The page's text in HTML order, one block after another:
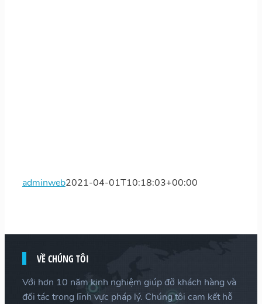
adminweb2021-04-01T10:18:03+00:00
VỀ CHÚNG TÔI
Với hơn 10 năm kinh nghiệm giúp đỡ khách hàng và
đối tác trong lĩnh vực pháp lý. Chúng tôi cam kết hỗ